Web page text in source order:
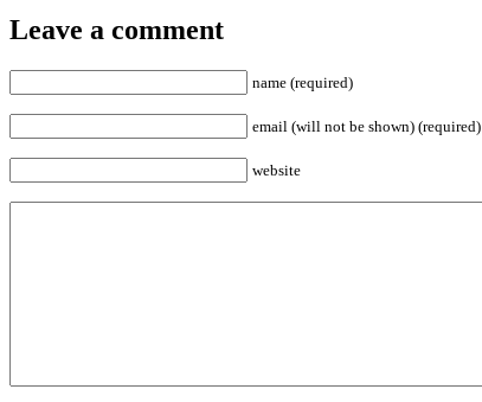
Leave a comment
name (required)
email (will not be shown) (required)
website